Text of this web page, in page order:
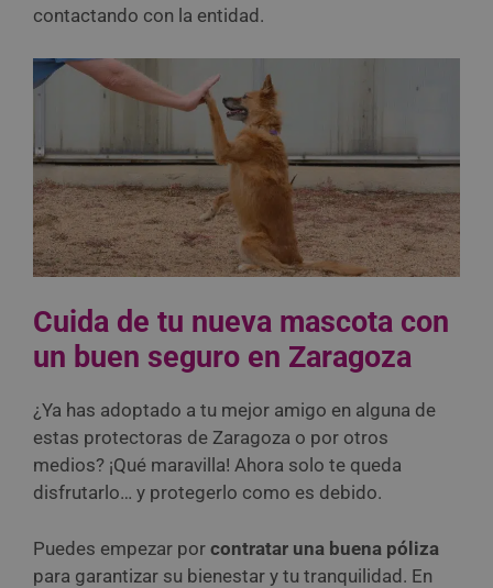
contactando con la entidad.
Cuida de tu nueva mascota con
un buen seguro en Zaragoza
¿Ya has adoptado a tu mejor amigo en alguna de
estas protectoras de Zaragoza o por otros
medios? ¡Qué maravilla! Ahora solo te queda
disfrutarlo… y protegerlo como es debido.
Puedes empezar por contratar una buena póliza
para garantizar su bienestar y tu tranquilidad. En